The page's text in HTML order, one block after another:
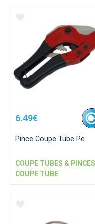
6.49€
Pince Coupe Tube Pe
COUPE TUBES & PINCES
COUPE TUBE